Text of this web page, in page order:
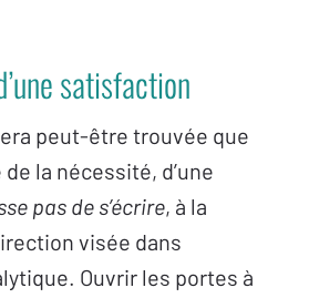
satisfaction
peut-être trouvée que
la nécessité, d’une
pas de s’écrire, à la
visée dans
Ouvrir les portes à